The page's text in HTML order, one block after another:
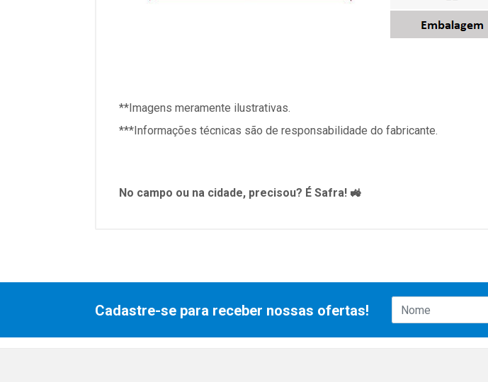
**Imagens meramente ilustrativas.
***Informações técnicas são de responsabilidade do fabricante.
No campo ou na cidade, precisou? É Safra! 🚜
Cadastre-se para receber nossas ofertas!